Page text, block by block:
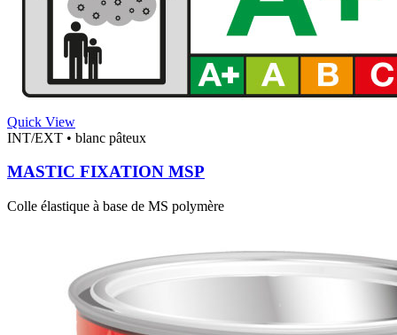
Quick View
INT/EXT • blanc pâteux
MASTIC FIXATION MSP
Colle élastique à base de MS polymère